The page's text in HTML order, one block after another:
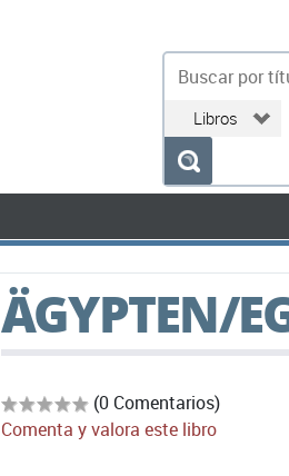
ÄGYPTEN/
(0 Comentarios)
Comenta y valora este libro